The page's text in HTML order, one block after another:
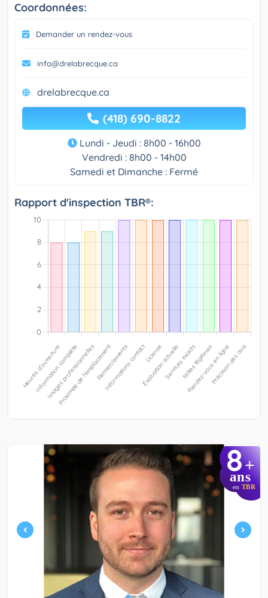
Coordonnées:
Demander un rendez-vous
info@drelabrecque.ca
drelabrecque.ca
(418) 690-8822
Lundi - Jeudi : 8h00 - 16h00
Vendredi : 8h00 - 14h00
Samedi et Dimanche : Fermé
Rapport d'inspection TBR®:
8+
ans
en TBR